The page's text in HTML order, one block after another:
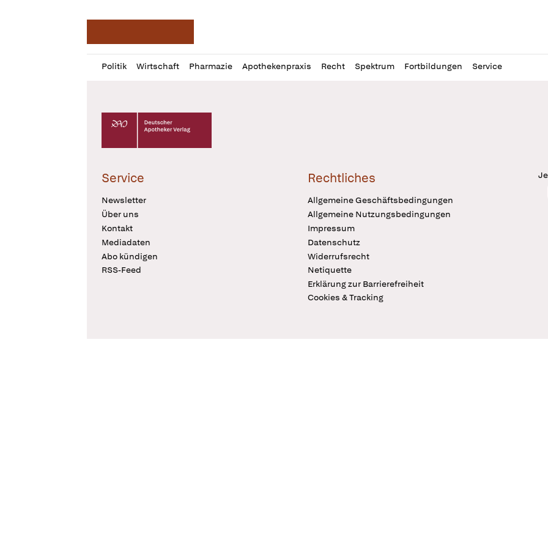
Politik Wirtschaft Pharmazie Apothekenpraxis Recht Spektrum Fortbildungen Service
Profil
öffnen
Daz
Pur
Deutscher Apotheker Verlag Logo
Service
Newsletter
Über uns
Kontakt
Mediadaten
Abo kündigen
RSS-Feed
Rechtliches
Allgemeine Geschäftsbedingungen
Allgemeine Nutzungsbedingungen
Impressum
Datenschutz
Widerrufsrecht
Netiquette
Erklärung zur Barrierefreiheit
Cookies & Tracking